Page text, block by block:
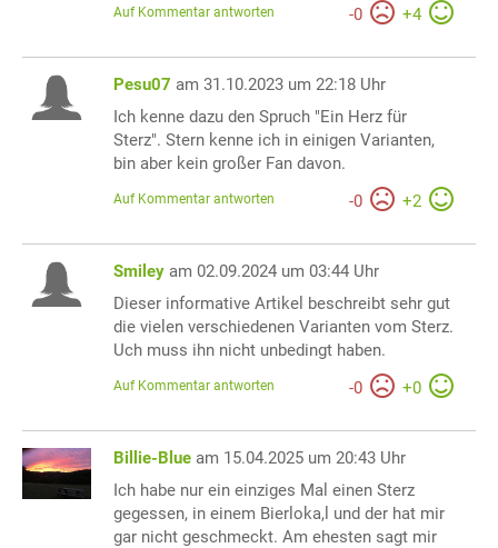
-0 +4
Auf Kommentar antworten
Pesu07 am 31.10.2023 um 22:18 Uhr
Ich kenne dazu den Spruch "Ein Herz für
Sterz". Stern kenne ich in einigen Varianten,
bin aber kein großer Fan davon.
-0 +2
Auf Kommentar antworten
Smiley am 02.09.2024 um 03:44 Uhr
Dieser informative Artikel beschreibt sehr gut
die vielen verschiedenen Varianten vom Sterz.
Uch muss ihn nicht unbedingt haben.
-0 +0
Auf Kommentar antworten
Billie-Blue am 15.04.2025 um 20:43 Uhr
Ich habe nur ein einziges Mal einen Sterz
gegessen, in einem Bierloka,l und der hat mir
gar nicht geschmeckt. Am ehesten sagt mir